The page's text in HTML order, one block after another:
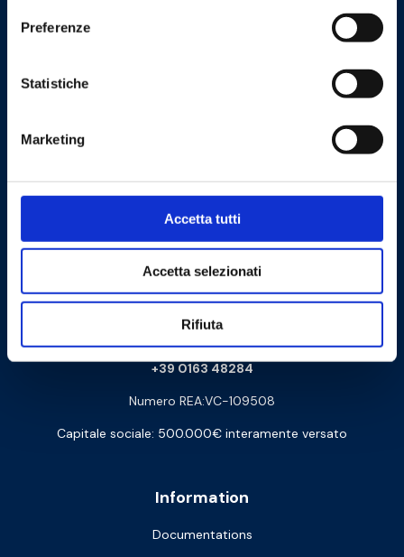
Preferenze
Statistiche
Marketing
Accetta tutti
Accetta selezionati
Rifiuta
Via Monte Fenera, 7 - 13018 Valduggia (VC) - ITALY
PEC:amministrazione@barberipec.it
Whistleblowing:whistleblowing@barberi.it
Information
Documentations
+39 0163 48284
Numero REA:VC-109508
Capitale sociale: 500.000€ interamente versato